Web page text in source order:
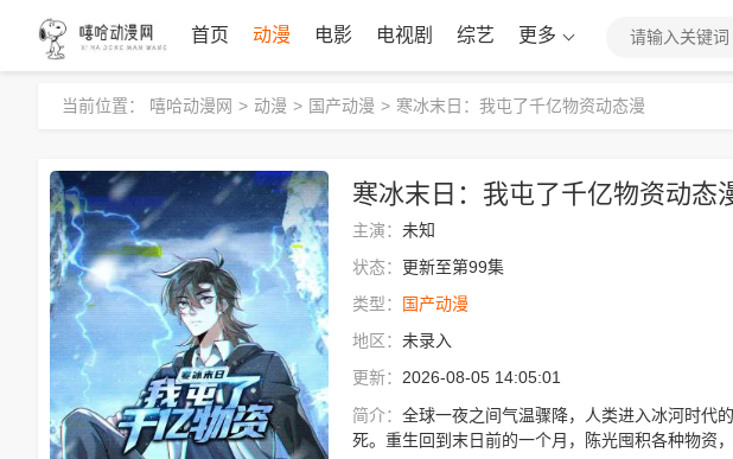
首页 动漫 电影 电视剧 综艺 更多
当前位置： 嘻哈动漫网 > 动漫 > 国产动漫 > 寒冰末日：我屯了千亿物资动态漫
寒冰末日：我屯了千亿物资动态
主演： 未知
状态： 更新至第99集
类型：
国产动漫
地区： 未录入
更新： 2026-08-05 14:05:01
简介： 全球一夜之间气温骤降，人类进入冰河时代
死。重生回到末日前的一个月，陈光囤积各种物资